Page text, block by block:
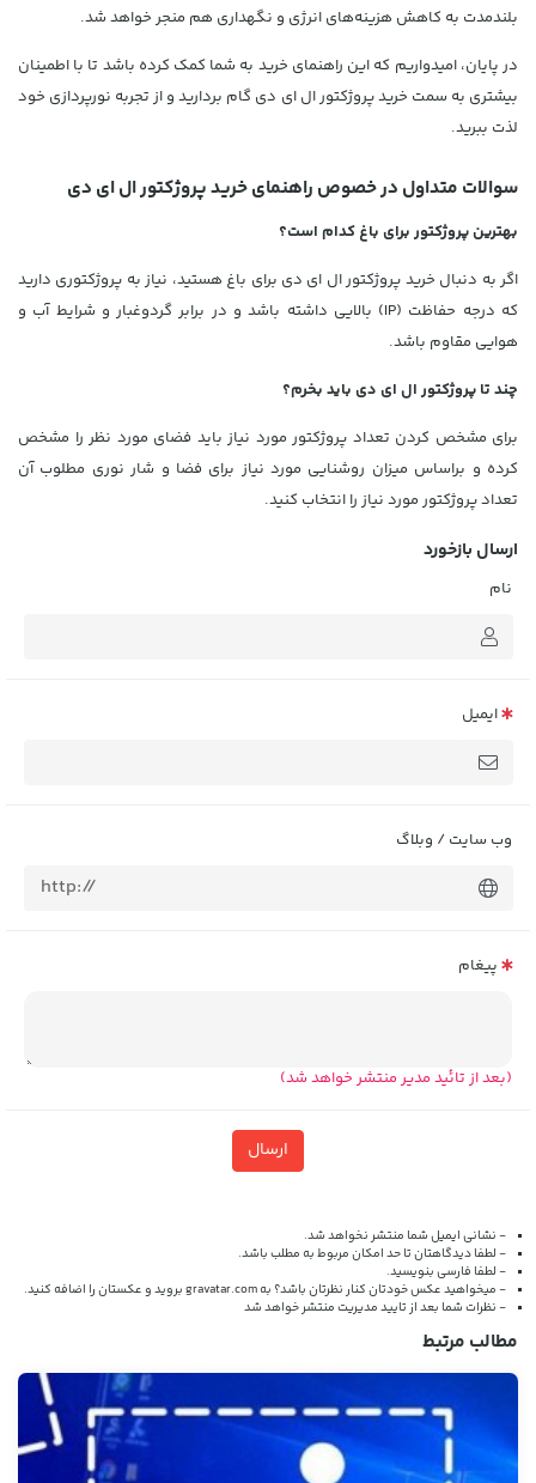
بلندمدت به کاهش هزینه‌های انرژی و نگهداری هم منجر خواهد شد.
در پایان، امیدواریم که این راهنمای خرید به شما کمک کرده باشد تا با اطمینان
بیشتری به سمت خرید پروژکتور ال ای دی گام بردارید و از تجربه نورپردازی خود
لذت ببرید.
سوالات متداول در خصوص راهنمای خرید پروژکتور ال ای دی
بهترین پروژکتور برای باغ کدام است؟
اگر به دنبال خرید پروژکتور ال ای دی برای باغ هستید، نیاز به پروژکتوری دارید
که درجه حفاظت (IP) بالایی داشته باشد و در برابر گردوغبار و شرایط آب و
هوایی مقاوم باشد.
چند تا پروژکتور ال ای دی باید بخرم؟
برای مشخص کردن تعداد پروژکتور مورد نیاز باید فضای مورد نظر را مشخص
کرده و براساس میزان روشنایی مورد نیاز برای فضا و شار نوری مطلوب آن
تعداد پروژکتور مورد نیاز را انتخاب کنید.
ارسال بازخورد
نام
ایمیل
وب سایت / وبلاگ
پیغام
(بعد از تائید مدیر منتشر خواهد شد)
ارسال
- نشانی ایمیل شما منتشر نخواهد شد.
- لطفا دیدگاهتان تا حد امکان مربوط به مطلب باشد.
- لطفا فارسی بنویسید.
- میخواهید عکس خودتان کنار نظرتان باشد؟ بهgravatar.comبروید و عکستان را اضافه کنید.
- نظرات شما بعد از تایید مدیریت منتشر خواهد شد
مطالب مرتبط